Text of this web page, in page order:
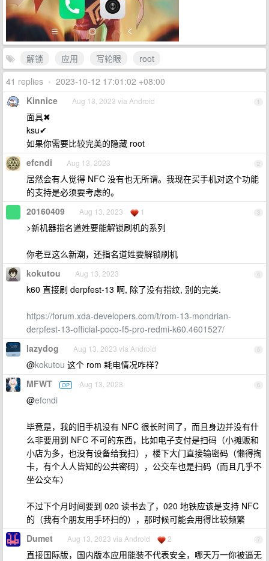
解锁 应用 写轮眼
root
41 replies • 2023-10-12 17:01:02 +08:00
1
Kinnice Aug 13, 2023 via Android
面具✖
ksu✔
如果你需要比较完美的隐藏 root
2
efcndi Aug 13, 2023
居然会有人觉得 NFC 没有也无所谓。我现在买手机对这个功能
的支持是必须要考虑的。
3
20160409 Aug 13, 2023 1
>新机器指名道姓要能解锁刷机的系列
你老豆这么新潮，还指名道姓要解锁刷机
4
kokutou Aug 13, 2023
k60 直接刷 derpfest-13 啊, 除了没有指纹, 别的完美.
https://forum.xda-developers.com/t/rom-13-mondrian-
derpfest-13-official-poco-f5-pro-redmi-k60.4601527/
5
lazydog Aug 13, 2023 via Android
@kokutou 这个 rom 耗电情况咋样？
6
MFWT OP Aug 13, 2023
@efcndi
毕竟是，我的旧手机没有 NFC 很长时间了，而且身边并没有什
么非要用到 NFC 不可的东西，比如电子支付是扫码（小摊贩和
小店为多，也没有设备给我扫），楼下大门直接输密码（懒得掏
卡，有个人人皆知的公共密码），公交车也是扫码（而且几乎不
坐公交车）
不过下个月时间要到 020 读书去了，020 地铁应该是支持 NFC
的（我有个朋友用手环扫的），那时候可能会用得比较频繁
7
Dumet Aug 13, 2023 via Android 2
直接国际版，国内版本应用能装不代表安全，哪天万一你被逼无